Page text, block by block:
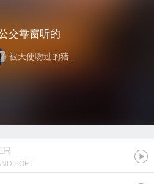
交靠窗听的
被天使吻过的猪...
SOFT